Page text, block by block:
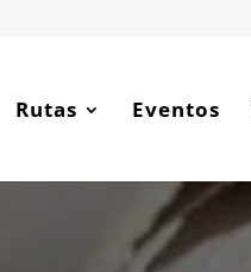
Rutas Eventos